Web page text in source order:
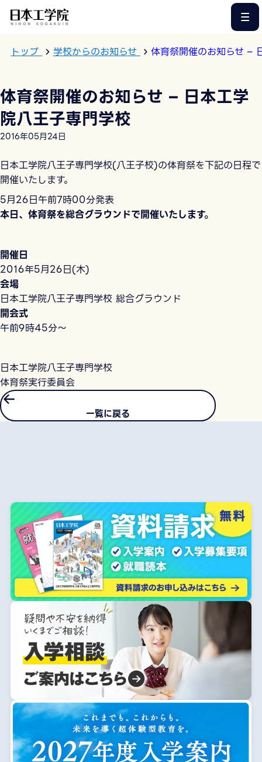
トップ 学校からのお知らせ 体育祭開催のお知らせ –
体育祭開催のお知らせ – 日本工学
院八王子専門学校
2016年05月24日
日本工学院八王子専門学校(八王子校)の体育祭を下記の日程で
開催いたします。
5月26日午前7時00分発表
本日、体育祭を総合グラウンドで開催いたします。
開催日
2016年5月26日(木)
会場
日本工学院八王子専門学校 総合グラウンド
開会式
午前9時45分～
日本工学院八王子専門学校
体育祭実行委員会
一覧に戻る